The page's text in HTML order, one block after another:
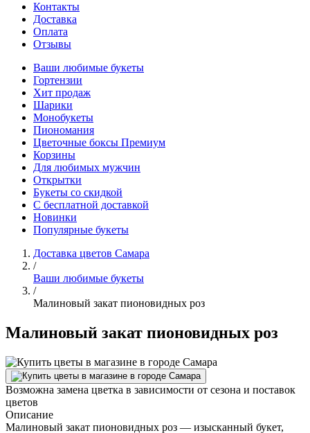
Контакты
Доставка
Оплата
Отзывы
Ваши любимые букеты
Гортензии
Хит продаж
Шарики
Монобукеты
Пиономания
Цветочные боксы Премиум
Корзины
Для любимых мужчин
Открытки
Букеты со скидкой
С бесплатной доставкой
Новинки
Популярные букеты
Доставка цветов Самара
/
Ваши любимые букеты
/
Малиновый закат пионовидных роз
Малиновый закат пионовидных роз
Возможна замена цветка в зависимости от сезона и поставок
цветов
Описание
Малиновый закат пионовидных роз — изысканный букет,